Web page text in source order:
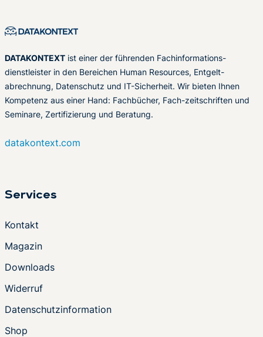
DATAKONTEXT ist einer der führenden Fachinformations-
dienstleister in den Bereichen Human Resources, Entgelt-
abrechnung, Datenschutz und IT-Sicherheit. Wir bieten Ihnen
Kompetenz aus einer Hand: Fachbücher, Fach-zeitschriften und
Seminare, Zertifizierung und Beratung.
datakontext.com
Services
Kontakt
Magazin
Downloads
Widerruf
Datenschutzinformation
Shop